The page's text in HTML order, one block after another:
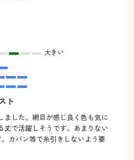
大きい
ト
ました。網目が感じ良く色も気に
丈で活躍しそうです。あまりない
カバン等で糸引きしないよう要